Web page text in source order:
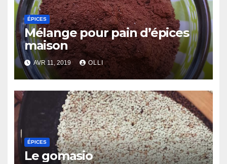
ÉPICES
Mélange pour pain d’épices
maison
AVR 11, 2019 OLLI
ÉPICES
Le gomasio